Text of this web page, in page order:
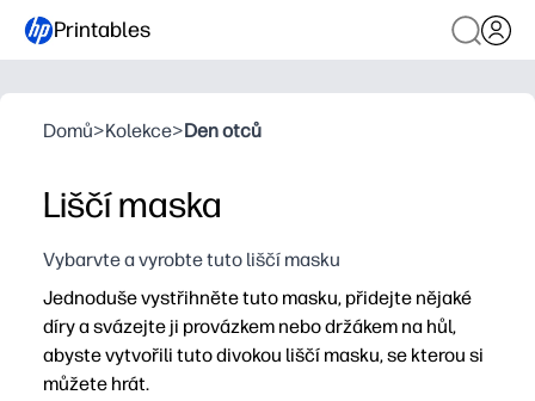
Printables
Domů>Kolekce>Den otců
Liščí maska
Vybarvte a vyrobte tuto liščí masku
Jednoduše vystřihněte tuto masku, přidejte nějaké
díry a svázejte ji provázkem nebo držákem na hůl,
abyste vytvořili tuto divokou liščí masku, se kterou si
můžete hrát.